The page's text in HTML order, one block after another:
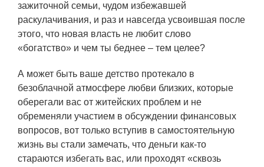
зажиточной семьи, чудом избежавшей
раскулачивания, и раз и навсегда усвоившая после
этого, что новая власть не любит слово
«богатство» и чем ты беднее – тем целее?
А может быть ваше детство протекало в
безоблачной атмосфере любви близких, которые
оберегали вас от житейских проблем и не
обременяли участием в обсуждении финансовых
вопросов, вот только вступив в самостоятельную
жизнь вы стали замечать, что деньги как-то
стараются избегать вас, или проходят «сквозь